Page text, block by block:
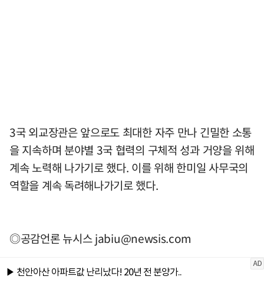
3국 외교장관은 앞으로도 최대한 자주 만나 긴밀한 소통
을 지속하며 분야별 3국 협력의 구체적 성과 거양을 위해
계속 노력해 나가기로 했다. 이를 위해 한미일 사무국의
역할을 계속 독려해나가기로 했다.
◎공감언론 뉴시스jabiu@newsis.com